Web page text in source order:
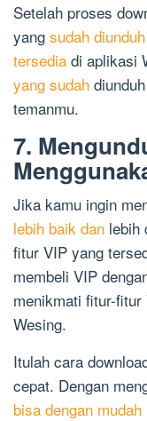
Setelah proses
yang sudah
tersedia di aplikasi
yang sudah
temanmu.
7.
Jika kamu ingin
lebih baik dan lebih
fitur VIP yang
membeli VIP
menikmati fitur-
Wesing.
Itulah cara
cepat. Dengan
bisa dengan mudah